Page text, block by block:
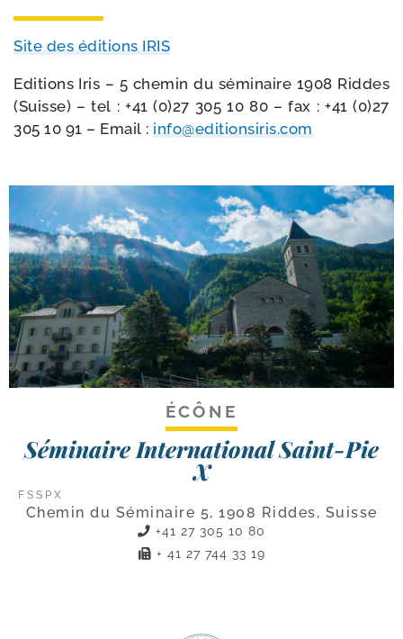
Site des édi­tions IRIS
Editions Iris – 5 che­min du sémi­naire 1908 Riddes
(Suisse) – tel : +41 (0)27 305 10 80 – fax : +41 (0)27
305 10 91 – Email : info@​editionsiris.​com
ÉCÔNE
Séminaire International Saint-Pie
X
FSSPX
Chemin du Séminaire 5, 1908 Riddes, Suisse
+41 27 305 10 80
+ 41 27 744 33 19